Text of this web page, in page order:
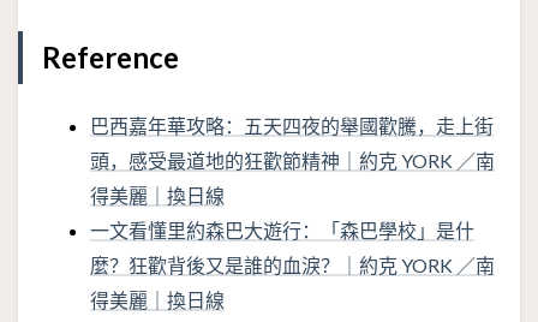
Reference
巴西嘉年華攻略：五天四夜的舉國歡騰，走上街
頭，感受最道地的狂歡節精神｜約克 YORK ／南
得美麗｜換日線
一文看懂里約森巴大遊行：「森巴學校」是什
麼？狂歡背後又是誰的血淚？｜約克 YORK ／南
得美麗｜換日線